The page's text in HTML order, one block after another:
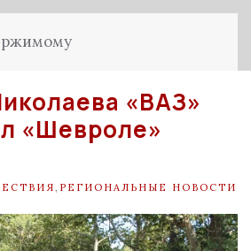
«ВАЗ»
«Шевроле»
РЕГИОНАЛЬНЫЕ НОВОСТИ